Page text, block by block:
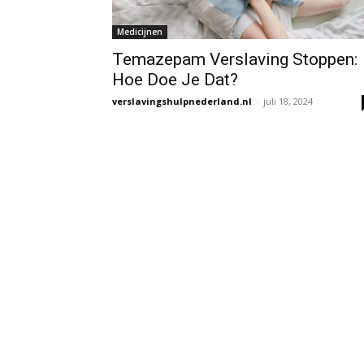
Medicijnen
Temazepam Verslaving Stoppen:
Hoe Doe Je Dat?
verslavingshulpnederland.nl - juli 18, 2024